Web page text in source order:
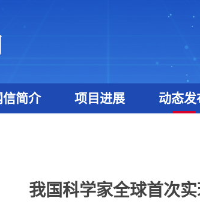
信简介 项目进展 动态发
我国科学家全球首次